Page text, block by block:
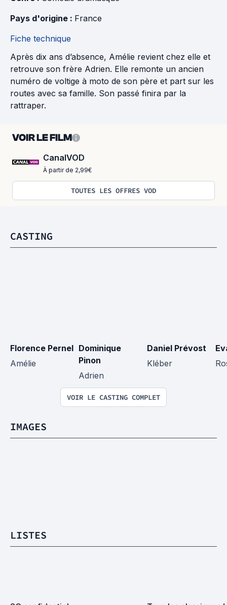
Pays d'origine : France
Fiche technique
Après dix ans d’absence, Amélie revient chez elle et
retrouve son frère Adrien. Elle remonte un ancien
numéro de voltige à moto de son père et part sur les
routes avec sa famille. Son passé finira par la
rattraper.
VOIR LE FILM
CanalVOD
À partir de 2,99€
TOUTES LES OFFRES VOD
CASTING
Florence Pernel
Amélie
Dominique
Pinon
Adrien
Daniel Prévost
Kléber
VOIR LE CASTING COMPLET
IMAGES
LISTES